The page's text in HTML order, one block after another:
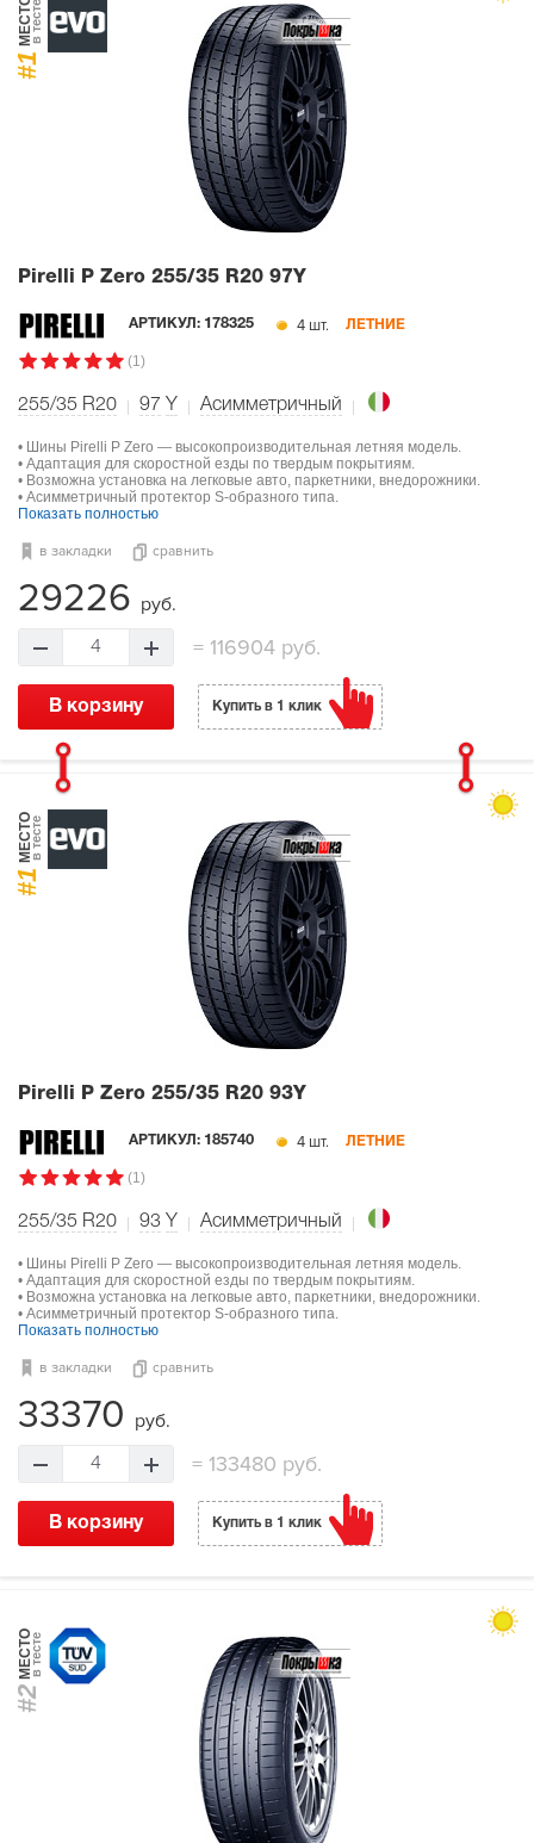
#1
МЕСТОв тесте
Pirelli P Zero 255/35 R20 97Y
АРТИКУЛ: 178325 4 шт. ЛЕТНИЕ
(1)
255/35 R20 97 Y Асимметричный
• Шины Pirelli P Zero — высокопроизводительная летняя модель.
• Адаптация для скоростной езды по твердым покрытиям.
• Возможна установка на легковые авто, паркетники, внедорожники.
• Асимметричный протектор S-образного типа.
Показать полностью
в закладки сравнить
29226 руб.
4 = 116904 руб.
В корзину Купить в 1 клик
#1
МЕСТОв тесте
Pirelli P Zero 255/35 R20 93Y
АРТИКУЛ: 185740 4 шт. ЛЕТНИЕ
(1)
255/35 R20 93 Y Асимметричный
• Шины Pirelli P Zero — высокопроизводительная летняя модель.
• Адаптация для скоростной езды по твердым покрытиям.
• Возможна установка на легковые авто, паркетники, внедорожники.
• Асимметричный протектор S-образного типа.
Показать полностью
в закладки сравнить
33370 руб.
4 = 133480 руб.
В корзину Купить в 1 клик
#2
МЕСТОв тесте